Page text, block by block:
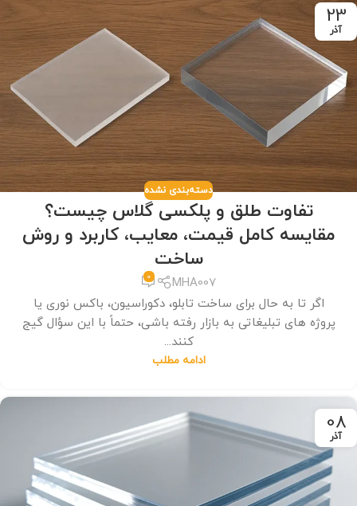
23
آذر
دسته‌بندی نشده
تفاوت طلق و پلکسی گلاس چیست؟
مقایسه کامل قیمت، معایب، کاربرد و روش
ساخت
MHA007
0
اگر تا به حال برای ساخت تابلو، دکوراسیون، باکس نوری یا
پروژه های تبلیغاتی به بازار رفته باشی، حتماً با این سؤال گیج
کنند...
ادامه مطلب
08
آذر